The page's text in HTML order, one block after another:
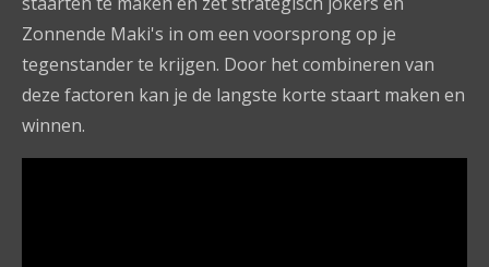
Zonnende Maki's in om een voorsprong op je
tegenstander te krijgen. Door het combineren van
deze factoren kan je de langste korte staart maken en
winnen.